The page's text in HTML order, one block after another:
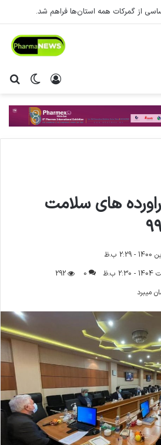
از گمرکات همه استان‌ها فراهم شد.
تغییر ورود
های سلامت
0
292